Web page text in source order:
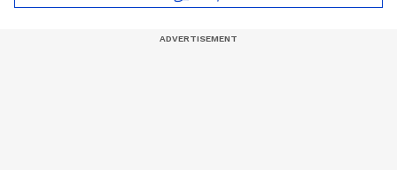
மு.க.ஸ்டாலின் உறுதி!